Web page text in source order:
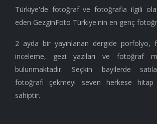
Türkiye'de fotoğraf ve fotoğrafla ilgili
eden GezginFoto Türkiye'nin en genç
2 ayda bir yayınlanan dergide porfolyo,
inceleme, gezi yazıları ve fotoğraf
bulunmaktadır. Seçkin bayilerde
fotoğrafı çekmeyi seven herkese hitap
sahiptir.